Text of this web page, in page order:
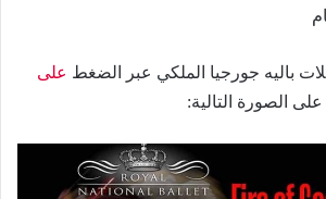
باليه جورجيا الملكي عبر الضغط على
الصورة التالية: